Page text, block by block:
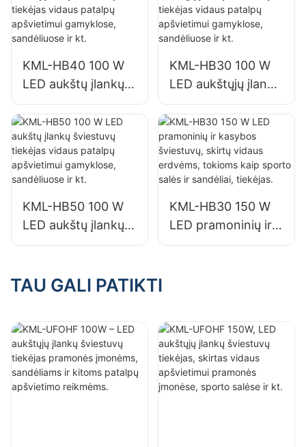
tiekėjas
tiekėjas
KML-HB40 100 W
LED aukštų įlankų
šviestuvų tiekėjas
vidaus patalpų
apšvietimui
gamyklose,
sandėliuose ir kt.
KML-HB30 100 W
LED aukštųjų įlankų
šviestuvų tiekėjas
vidaus patalpų
apšvietimui
gamyklose,
sandėliuose ir kt.
KML-HB50 100 W
LED aukštų įlankų
šviestuvų tiekėjas
apšvietimui
sandėliuose ir kt.
KML-HB30 150 W
LED pramoninių ir
kasybos šviestuvų,
sandėliai, tiekėjas.
TAU GALI PATIKTI